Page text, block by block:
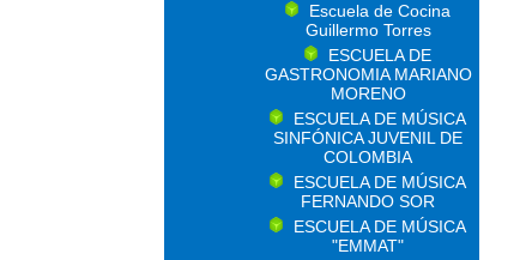
Escuela de Cocina
Guillermo Torres
ESCUELA DE
GASTRONOMIA MARIANO
MORENO
ESCUELA DE MÚSICA
SINFÓNICA JUVENIL DE
COLOMBIA
ESCUELA DE MÚSICA
FERNANDO SOR
ESCUELA DE MÚSICA
"EMMAT"